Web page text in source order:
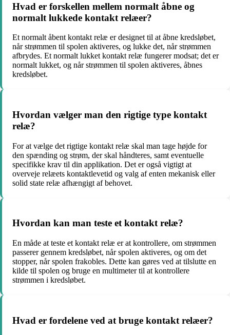
Hvad er forskellen mellem normalt åbne og
normalt lukkede kontakt relæer?
Et normalt åbent kontakt relæ er designet til at åbne kredsløbet,
når strømmen til spolen aktiveres, og lukke det, når strømmen
afbrydes. Et normalt lukket kontakt relæ fungerer modsat; det er
normalt lukket, og når strømmen til spolen aktiveres, åbnes
kredsløbet.
Hvordan vælger man den rigtige type kontakt
relæ?
For at vælge det rigtige kontakt relæ skal man tage højde for
den spænding og strøm, der skal håndteres, samt eventuelle
specifikke krav til din applikation. Det er også vigtigt at
overveje relæets kontaktlevetid og valg af enten mekanisk eller
solid state relæ afhængigt af behovet.
Hvordan kan man teste et kontakt relæ?
En måde at teste et kontakt relæ er at kontrollere, om strømmen
passerer gennem kredsløbet, når spolen aktiveres, og om det
stopper, når spolen frakobles. Dette kan gøres ved at tilslutte en
kilde til spolen og bruge en multimeter til at kontrollere
strømmen i kredsløbet.
Hvad er fordelene ved at bruge kontakt relæer?